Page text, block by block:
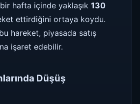
hafta içinde yaklaşık 130
ettirdiğini ortaya koydu.
hareket, piyasada satış
işaret edebilir.
Düşüş